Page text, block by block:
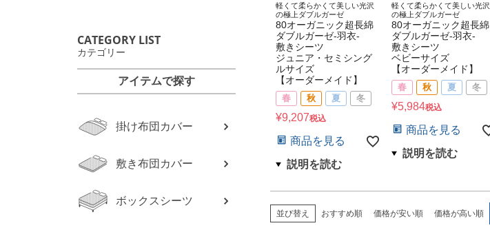
CATEGORY LIST
カテゴリー
アイテムで探す
掛け布団カバー
敷き布団カバー
ボックスシーツ
軽くて柔らかくて美しい光沢
の極上ダブルガーゼ
80オーガニック超長綿
ダブルガーゼ-羽衣-
敷きシーツ
ジュニア・セミシング
ルサイズ
【オーダーメイド】
春 秋 夏 冬
¥9,207税込
商品を見る
軽くて柔らかくて美しい光沢
の極上ダブルガーゼ
80オーガニック超長綿
ダブルガーゼ-羽衣-
敷きシーツ
ベビーサイズ
【オーダーメイド】
春 秋 夏 冬
¥5,984税込
商品を見る
並び替え おすすめ順 価格が安い順 価格が高い順